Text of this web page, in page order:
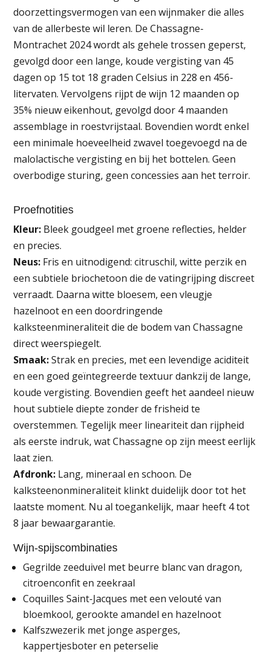
doorzettingsvermogen van een wijnmaker die alles
van de allerbeste wil leren. De Chassagne-
Montrachet 2024 wordt als gehele trossen geperst,
gevolgd door een lange, koude vergisting van 45
dagen op 15 tot 18 graden Celsius in 228 en 456-
litervaten. Vervolgens rijpt de wijn 12 maanden op
35% nieuw eikenhout, gevolgd door 4 maanden
assemblage in roestvrijstaal. Bovendien wordt enkel
een minimale hoeveelheid zwavel toegevoegd na de
malolactische vergisting en bij het bottelen. Geen
overbodige sturing, geen concessies aan het terroir.
Proefnotities
Kleur: Bleek goudgeel met groene reflecties, helder
en precies.
Neus: Fris en uitnodigend: citruschil, witte perzik en
een subtiele briochetoon die de vatingrijping discreet
verraadt. Daarna witte bloesem, een vleugje
hazelnoot en een doordringende
kalksteenmineraliteit die de bodem van Chassagne
direct weerspiegelt.
Smaak:Strak en precies, met een levendige aciditeit
en een goed geïntegreerde textuur dankzij de lange,
koude vergisting. Bovendien geeft het aandeel nieuw
hout subtiele diepte zonder de frisheid te
overstemmen. Tegelijk meer lineariteit dan rijpheid
als eerste indruk, wat Chassagne op zijn meest eerlijk
laat zien.
Afdronk: Lang, mineraal en schoon. De
kalksteenonmineraliteit klinkt duidelijk door tot het
laatste moment. Nu al toegankelijk, maar heeft 4 tot
8 jaar bewaargarantie.
Wijn-spijscombinaties
Gegrilde zeeduivel met beurre blanc van dragon,
citroenconfit en zeekraal
Coquilles Saint-Jacques met een velouté van
bloemkool, gerookte amandel en hazelnoot
Kalfszwezerik met jonge asperges,
kappertjesboter en peterselie